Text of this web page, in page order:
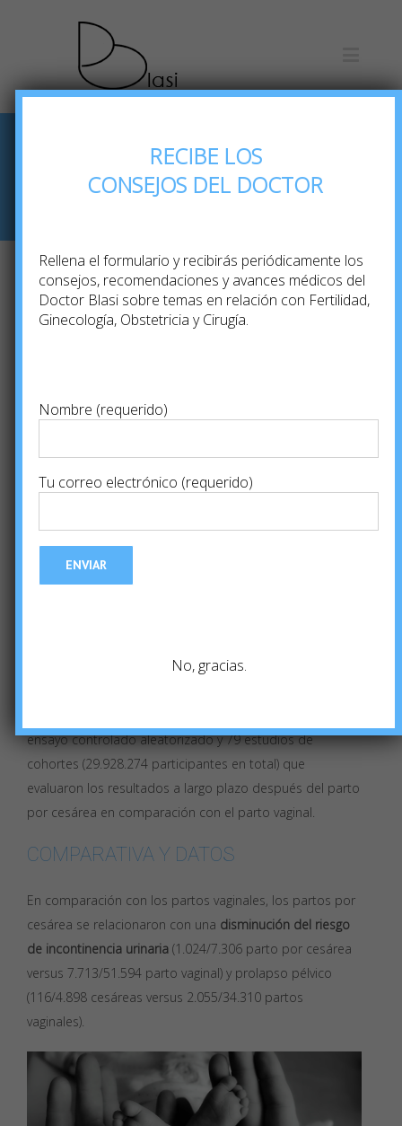
Los beneficios de
la cesárea
E
n los beneficios de la cesárea, podemos
resaltar que en comparación con los partos
riesgo de incontinencia urinaria y prolapso pélvico, pero a
un mayor riesgo de placenta previa en futuros
bibliográfica sobre los riesgos y beneficios a largo plazo
vinculados con la cesárea.
a corto plazo se han descrito bien. En el nuevo estudio,
ensayo controlado aleatorizado y 79 estudios de
cohortes (29.928.274 participantes en total) que
evaluaron los resultados a largo plazo después del parto
por cesárea en comparación con el parto vaginal.
COMPARATIVA Y DATOS
En comparación con los partos vaginales, los partos por
cesárea se relacionaron con una disminución del riesgo
de incontinencia urinaria (1.024/7.306 parto por cesárea
versus 7.713/51.594 parto vaginal) y prolapso pélvico
(116/4.898 cesáreas versus 2.055/34.310 partos
vaginales).
RECIBE LOS
CONSEJOS DEL DOCTOR
Rellena el formulario y recibirás periódicamente los
consejos, recomendaciones y avances médicos del
Doctor Blasi sobre temas en relación con Fertilidad,
Ginecología, Obstetricia y Cirugía.
Nombre (requerido)
Tu correo electrónico (requerido)
No, gracias.